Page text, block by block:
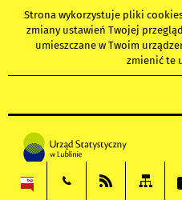
Strona wykorzystuje pliki
zmiany ustawień Twojej
umieszczane w Twoim
zmienić te